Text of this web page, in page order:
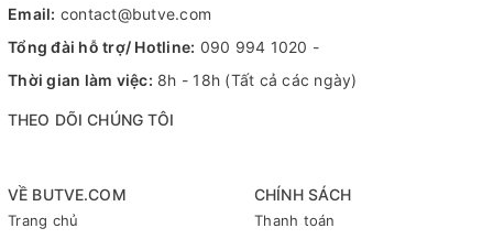
MSDS
Thông
trợ
Call / Zalo: 090 994 1020 (Vihand Shop); Liên hệ:
VỀ BUTVE.COM
Trang chủ
CHÍNH SÁCH
Thanh toán
Email: contact@butve.com
Tổng đài hỗ trợ/ Hotline: 090 994 1020 -
Thời gian làm việc: 8h - 18h (Tất cả các ngày)
THEO DÕI CHÚNG TÔI